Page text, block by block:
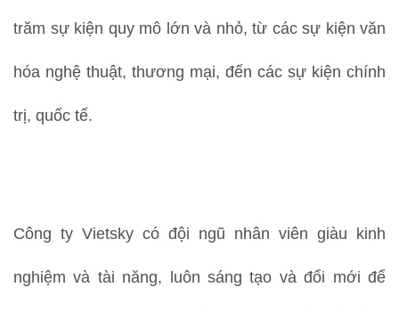
trăm sự kiện quy mô lớn và nhỏ, từ các sự kiện văn
hóa nghệ thuật, thương mại, đến các sự kiện chính
trị, quốc tế.
Công ty Vietsky có đội ngũ nhân viên giàu kinh
nghiệm và tài năng, luôn sáng tạo và đổi mới để